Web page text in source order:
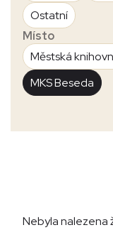
Ostatní
Místo
Městská
MKS Beseda
Nebyla nalezena